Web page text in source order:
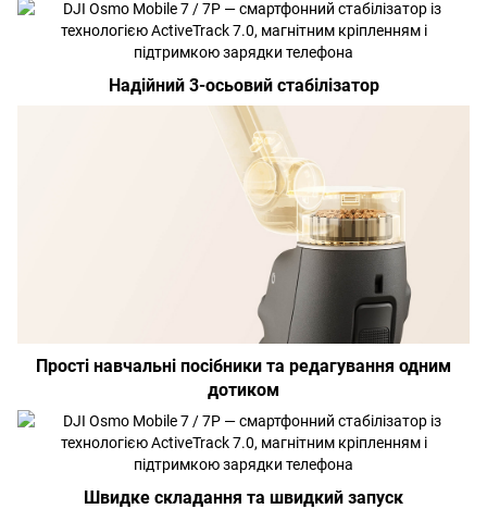
Надійний 3-осьовий стабілізатор
Прості навчальні посібники та редагування одним
дотиком
Швидке складання та швидкий запуск